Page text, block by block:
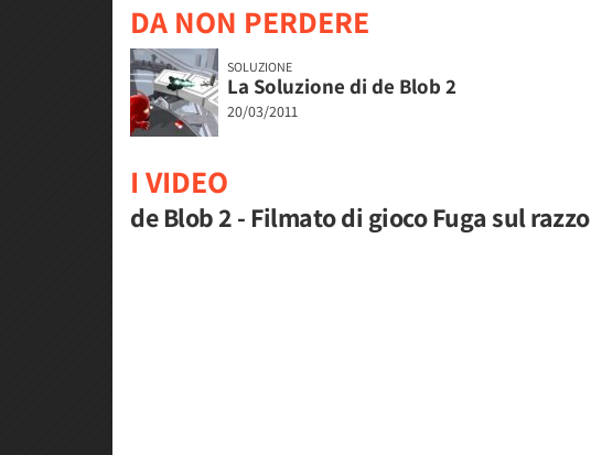
DA NON PERDERE
SOLUZIONE
La Soluzione di de Blob 2
20/03/2011
I VIDEO
de Blob 2 - Filmato di gioco Fuga sul razzo